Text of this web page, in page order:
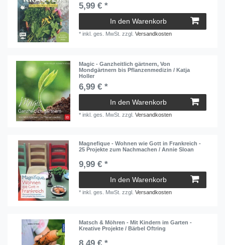
5,99 € *
In den Warenkorb
*inkl. ges. MwSt. zzgl.Versandkosten
Magic - Ganzheitlich gärtnern, Von
Mondgärtnern bis Pflanzenmedizin / Katja
Holler
6,99 € *
In den Warenkorb
*inkl. ges. MwSt. zzgl.Versandkosten
Magnefique - Wohnen wie Gott in Frankreich -
25 Projekte zum Nachmachen / Annie Sloan
9,99 € *
In den Warenkorb
*inkl. ges. MwSt. zzgl.Versandkosten
Matsch & Möhren - Mit Kindern im Garten -
Kreative Projekte / Bärbel Oftring